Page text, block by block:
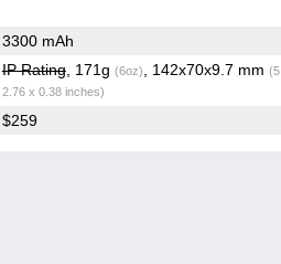
3300 mAh
IP Rating, 171g (6oz) , 142x70x9.7 mm
2.76 x 0.38 inches)
$259